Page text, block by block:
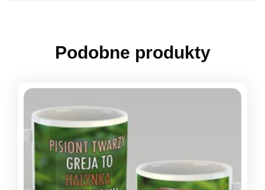
Podobne produkty